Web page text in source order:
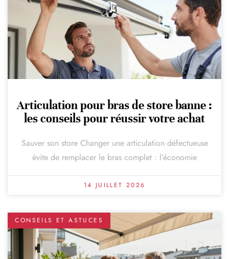
Articulation pour bras de store banne :
les conseils pour réussir votre achat
Sauver son store Changer une articulation défectueuse
évite de remplacer le bras complet : l’économie
14 JUILLET 2026
CONSEILS ET ASTUCES